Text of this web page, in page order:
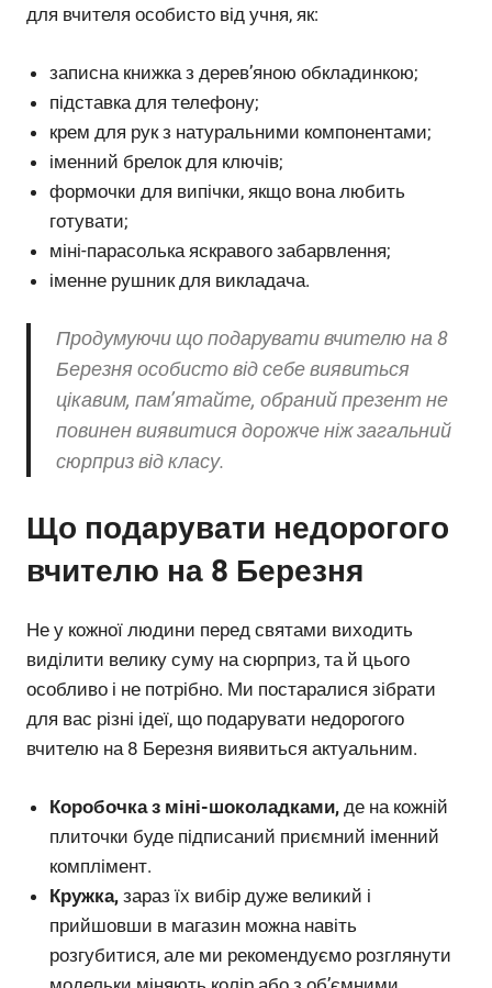
для вчителя особисто від учня, як:
записна книжка з дерев’яною обкладинкою;
підставка для телефону;
крем для рук з натуральними компонентами;
іменний брелок для ключів;
формочки для випічки, якщо вона любить
готувати;
міні-парасолька яскравого забарвлення;
іменне рушник для викладача.
Продумуючи що подарувати вчителю на 8
Березня особисто від себе виявиться
цікавим, пам’ятайте, обраний презент не
повинен виявитися дорожче ніж загальний
сюрприз від класу.
Що подарувати недорогого
вчителю на 8 Березня
Не у кожної людини перед святами виходить
виділити велику суму на сюрприз, та й цього
особливо і не потрібно. Ми постаралися зібрати
для вас різні ідеї, що подарувати недорогого
вчителю на 8 Березня виявиться актуальним.
Коробочка з міні-шоколадками, де на кожній
плиточки буде підписаний приємний іменний
комплімент.
Кружка, зараз їх вибір дуже великий і
прийшовши в магазин можна навіть
розгубитися, але ми рекомендуємо розглянути